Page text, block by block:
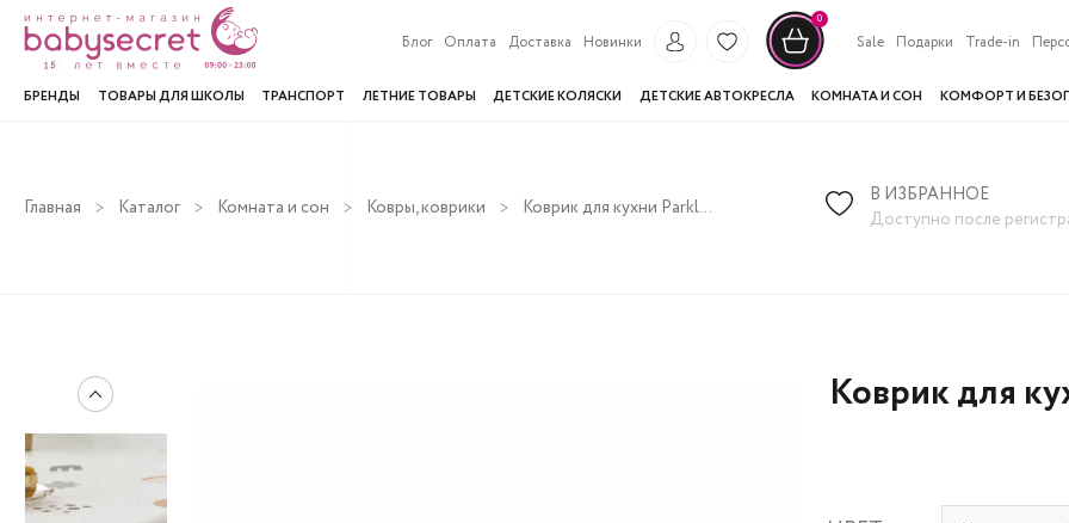
Блог Оплата Доставка Новинки
0
Sale Подарки Trade-in
БРЕНДЫ ТОВАРЫ ДЛЯ ШКОЛЫ ТРАНСПОРТ ЛЕТНИЕ ТОВАРЫ ДЕТСКИЕ КОЛЯСКИ ДЕТСКИЕ АВТОКРЕСЛА КОМНАТА И СОН КОМФОРТ И
Главная Каталог Комната и сон Ковры, коврики Коврик для кухни Parklon Kitchen mat Уютные узоры 210x44x2
В ИЗБРАННОЕ
Доступно после
Коврик для